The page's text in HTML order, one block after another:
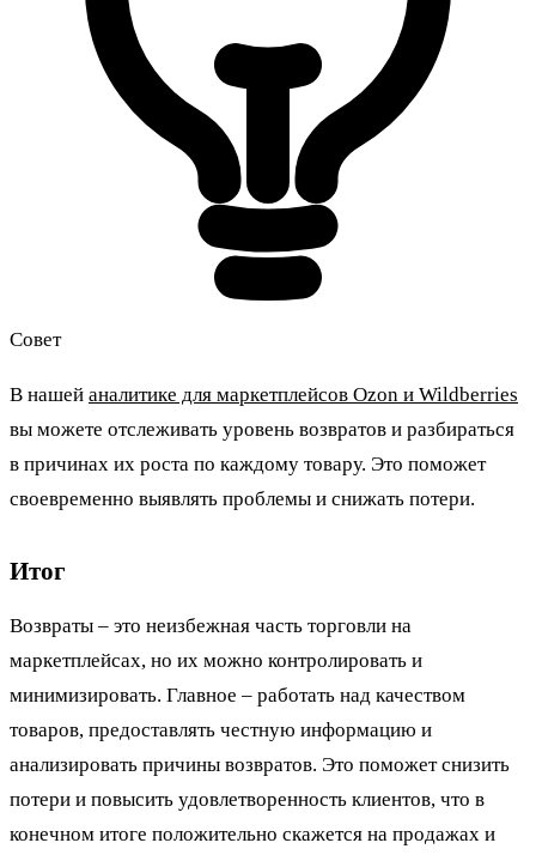
Совет
В нашей аналитике для маркетплейсов Ozon и Wildberries
вы можете отслеживать уровень возвратов и разбираться
в причинах их роста по каждому товару. Это поможет
своевременно выявлять проблемы и снижать потери.
Итог
Возвраты – это неизбежная часть торговли на
маркетплейсах, но их можно контролировать и
минимизировать. Главное – работать над качеством
товаров, предоставлять честную информацию и
анализировать причины возвратов. Это поможет снизить
потери и повысить удовлетворенность клиентов, что в
конечном итоге положительно скажется на продажах и